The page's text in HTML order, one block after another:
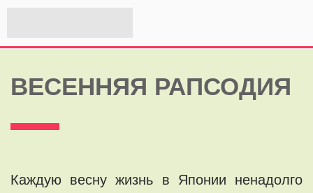
ВЕСЕННЯЯ РАПСОДИЯ
Каждую весну жизнь в Японии ненадолго